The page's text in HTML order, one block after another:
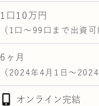
1口10万円
（1口〜99口まで出資可
6 ヶ月
（2024年4月1日～
オンライン完結